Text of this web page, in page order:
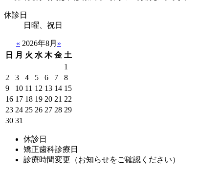
休診日
日曜、祝日
« 2026年8月 »
日
月 火 水 木 金 土
1
2
3 4 5 6 7
8
9
10 11 12 13 14 15
16 17 18 19 20 21 22
23 24 25 26 27 28 29
30 31
休診日
矯正歯科診療日
診療時間変更（お知らせをご確認ください）